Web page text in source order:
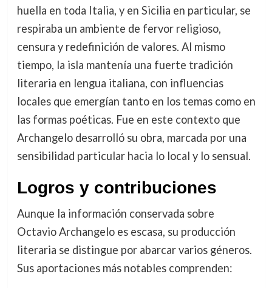
huella en toda Italia, y en Sicilia en particular, se
respiraba un ambiente de fervor religioso,
censura y redefinición de valores. Al mismo
tiempo, la isla mantenía una fuerte tradición
literaria en lengua italiana, con influencias
locales que emergían tanto en los temas como en
las formas poéticas. Fue en este contexto que
Archangelo desarrolló su obra, marcada por una
sensibilidad particular hacia lo local y lo sensual.
Logros y contribuciones
Aunque la información conservada sobre
Octavio Archangelo es escasa, su producción
literaria se distingue por abarcar varios géneros.
Sus aportaciones más notables comprenden: